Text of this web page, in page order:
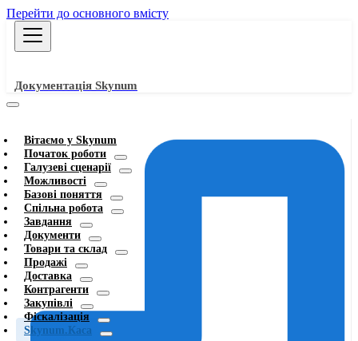
Перейти до основного вмісту
Документація Skynum
Вітаємо у Skynum
Початок роботи
Галузеві сценарії
Можливості
Базові поняття
Спільна робота
Завдання
Документи
Товари та склад
Продажі
Доставка
Контрагенти
Закупівлі
Фіскалізація
Skynum.Каса